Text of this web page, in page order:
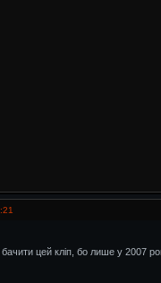
цей кліп, бо лише у 2007